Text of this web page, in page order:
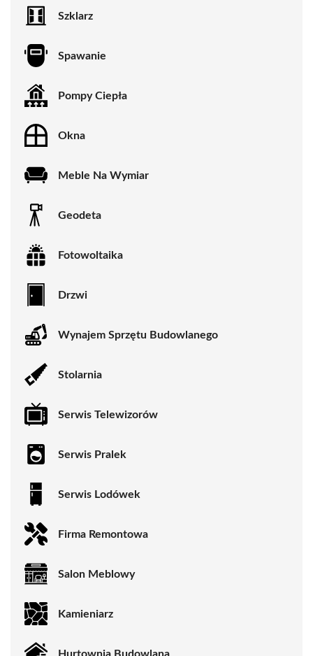
Szklarz
Spawanie
Pompy Ciepła
Okna
Meble Na Wymiar
Geodeta
Fotowoltaika
Drzwi
Wynajem Sprzętu Budowlanego
Stolarnia
Serwis Telewizorów
Serwis Pralek
Serwis Lodówek
Firma Remontowa
Salon Meblowy
Kamieniarz
Hurtownia Budowlana